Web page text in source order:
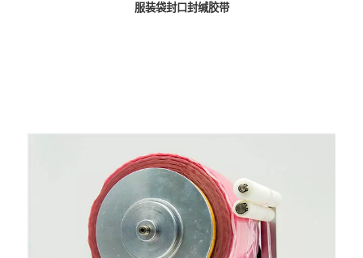
服装袋封口封缄胶带